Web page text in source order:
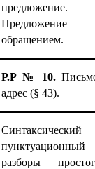
предложение.
Предложение
обращением.
Р.Р № 10.
адрес (§ 43).
Синтаксический
пунктуационный
разборы